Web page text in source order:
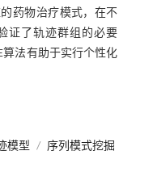
药物治疗模式，在不
证了轨迹群组的必要
算法有助于实行个性化
模型 / 序列模式挖掘